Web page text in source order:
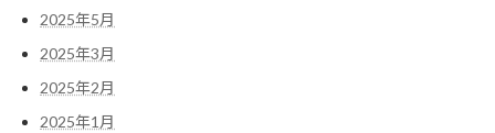
2025年5月
2025年3月
2025年2月
2025年1月